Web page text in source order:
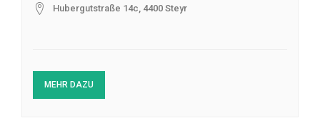
Hubergutstraße 14c, 4400 Steyr
MEHR DAZU